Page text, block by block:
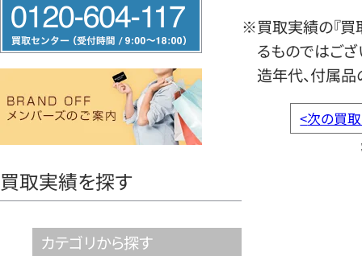
リ
ー
ヤ
買取実績を探す
カテゴリから探す
※買取実績の『買
るものではござ
造年代、付属品
<次の買